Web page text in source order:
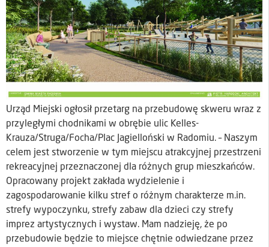
Urząd Miejski ogłosił przetarg na przebudowę skweru wraz z
przyległymi chodnikami w obrębie ulic Kelles-
Krauza/Struga/Focha/Plac Jagielloński w Radomiu. – Naszym
celem jest stworzenie w tym miejscu atrakcyjnej przestrzeni
rekreacyjnej przeznaczonej dla różnych grup mieszkańców.
Opracowany projekt zakłada wydzielenie i
zagospodarowanie kilku stref o różnym charakterze m.in.
strefy wypoczynku, strefy zabaw dla dzieci czy strefy
imprez artystycznych i wystaw. Mam nadzieję, że po
przebudowie będzie to miejsce chętnie odwiedzane przez